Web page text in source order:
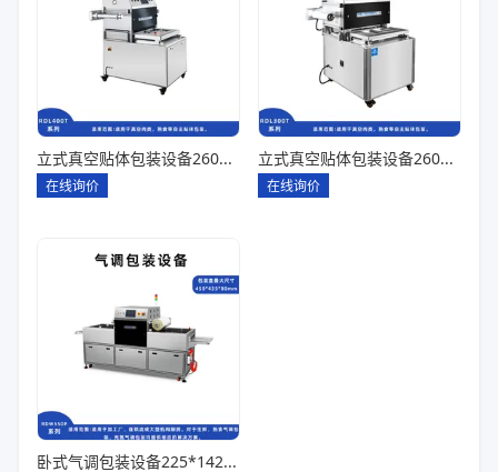
立式真空贴体包装设备260*180一出四
在线询价
立式真空贴体包装设备260*180一出二
在线询价
卧式气调包装设备225*142*80一出六